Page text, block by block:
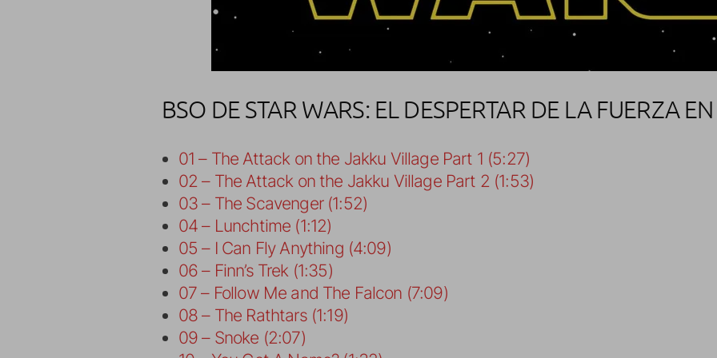
BSO DE STAR WARS: EL DESPERTAR DE LA FUERZA
01 – The Attack on the Jakku Village Part 1 (5:27)
02 – The Attack on the Jakku Village Part 2 (1:53)
03 – The Scavenger (1:52)
04 – Lunchtime (1:12)
05 – I Can Fly Anything (4:09)
06 – Finn’s Trek (1:35)
07 – Follow Me and The Falcon (7:09)
08 – The Rathtars (1:19)
09 – Snoke (2:07)